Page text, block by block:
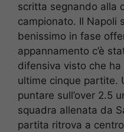
scritta segnando alla
campionato. Il Napoli
benissimo in fase
appannamento c’è
difensiva visto che
ultime cinque partite.
puntare sull’over 2.5
squadra allenata da
partita ritrova a